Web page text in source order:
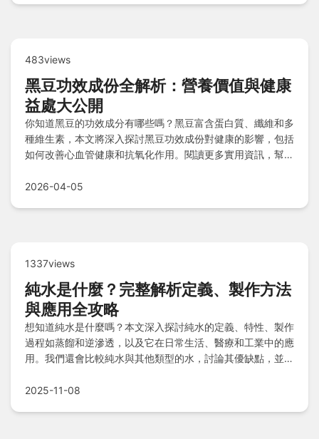
483views
黑豆功效成份全解析：營養價值與健康
益處大公開
你知道黑豆的功效成分有哪些嗎？黑豆富含蛋白質、纖維和多
種維生素，本文將深入探討黑豆功效成份對健康的影響，包括
如何改善心血管健康和抗氧化作用。閱讀更多實用資訊，幫助
2026-04-05
1337views
純水是什麼？完整解析定義、製作方法
與應用全攻略
想知道純水是什麼嗎？本文深入探討純水的定義、特性、製作
過程如蒸餾和逆滲透，以及它在日常生活、醫療和工業中的應
用。我們還會比較純水與其他類型的水，討論其優缺點，並回
用，滿足您的所有搜索需求，幫助您全面了解純水的一切。
2025-11-08